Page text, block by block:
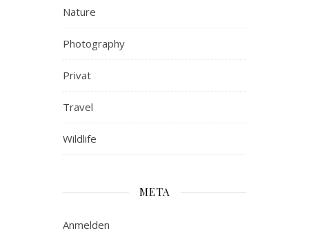
Nature
Photography
Privat
Travel
Wildlife
META
Anmelden